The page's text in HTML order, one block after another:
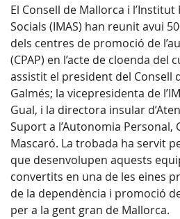
El Consell de Mallorca i l’Institut
Socials (IMAS) han reunit avui
dels centres de promoció de
(CPAP) en l’acte de cloenda del
assistit el president del Consell
Galmés; la vicepresidenta de
Gual, i la directora insular
Suport a l’Autonomia Personal,
Mascaró. La trobada ha servit
que desenvolupen aquests
convertits en una de les eines
de la dependència i promoció
per a la gent gran de Mallorca.